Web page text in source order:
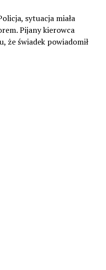
sytuacja miała
Pijany kierowca
że świadek powiadomił